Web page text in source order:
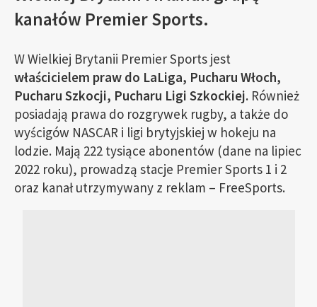
kanałów Premier Sports.
W Wielkiej Brytanii Premier Sports jest
właścicielem praw do LaLiga, Pucharu Włoch,
Pucharu Szkocji, Pucharu Ligi Szkockiej. Również
posiadają prawa do rozgrywek rugby, a także do
wyścigów NASCAR i ligi brytyjskiej w hokeju na
lodzie. Mają 222 tysiące abonentów (dane na lipiec
2022 roku), prowadzą stacje Premier Sports 1 i 2
oraz kanał utrzymywany z reklam – FreeSports.